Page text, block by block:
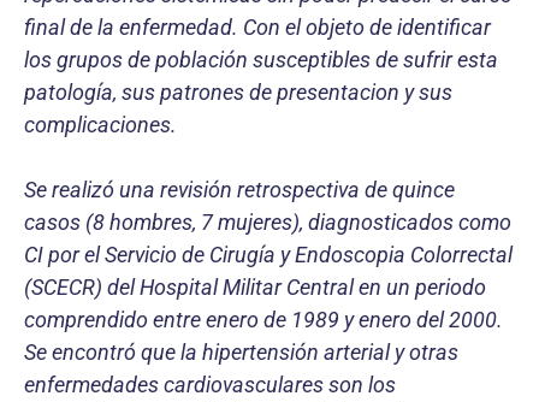
final de la enfermedad. Con el objeto de identificar
los grupos de población susceptibles de sufrir esta
patología, sus patrones de presentacion y sus
complicaciones.
Se realizó una revisión retrospectiva de quince
casos (8 hombres, 7 mujeres), diagnosticados como
CI por el Servicio de Cirugía y Endoscopia Colorrectal
(SCECR) del Hospital Militar Central en un periodo
comprendido entre enero de 1989 y enero del 2000.
Se encontró que la hipertensión arterial y otras
enfermedades cardiovasculares son los